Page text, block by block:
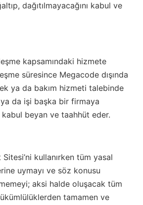
dağıtılmayacağını kabul ve
kapsamındaki hizmete
süresince Megacode dışında
ya da bakım hizmeti talebinde
ya da işi başka bir firmaya
kabul beyan ve taahhüt eder.
Sitesi’ni kullanırken tüm yasal
uymayı ve söz konusu
aksi halde oluşacak tüm
tamamen ve